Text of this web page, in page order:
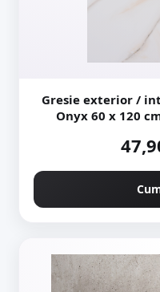
Gresie exterior /
Onyx 60 x 120 cm lucioasa rectificata tip